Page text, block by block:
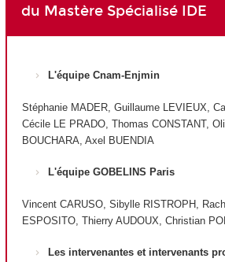
du Mastère Spécialisé IDE
L'équipe Cnam-Enjmin
Stéphanie MADER, Guillaume LEVIEUX,
Cécile LE PRADO, Thomas CONSTANT,
BOUCHARA, Axel BUENDIA
L'équipe GOBELINS Paris
Vincent CARUSO, Sibylle RISTROPH,
ESPOSITO, Thierry AUDOUX, Christian
Les intervenantes et intervenants